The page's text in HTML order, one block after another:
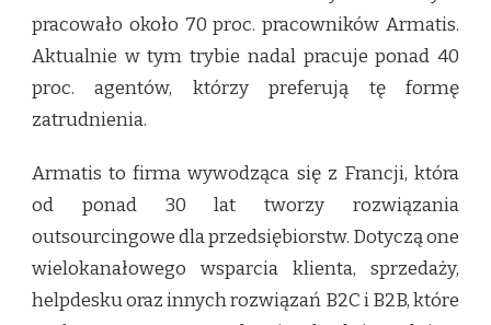
pracowało około 70 proc. pracowników Armatis.
Aktualnie w tym trybie nadal pracuje ponad 40
proc. agentów, którzy preferują tę formę
zatrudnienia.
Armatis to firma wywodząca się z Francji, która
od ponad 30 lat tworzy rozwiązania
outsourcingowe dla przedsiębiorstw. Dotyczą one
wielokanałowego wsparcia klienta, sprzedaży,
helpdesku oraz innych rozwiązań B2C i B2B, które